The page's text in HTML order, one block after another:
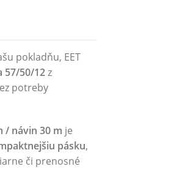
pokladňu, EET
57/50/12z
potreby
/ návin 30 m je
pásku,
či prenosné